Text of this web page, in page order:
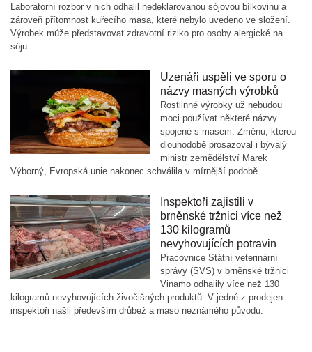
Laboratorní rozbor v nich odhalil nedeklarovanou sójovou bílkovinu a
zároveň přítomnost kuřecího masa, které nebylo uvedeno ve složení.
Výrobek může představovat zdravotní riziko pro osoby alergické na
sóju.
Uzenáři uspěli ve sporu o
názvy masných výrobků
Rostlinné výrobky už nebudou
moci používat některé názvy
spojené s masem. Změnu, kterou
dlouhodobě prosazoval i bývalý
ministr zemědělství Marek
Výborný, Evropská unie nakonec schválila v mírnější podobě.
Inspektoři zajistili v
brněnské tržnici více než
130 kilogramů
nevyhovujících potravin
Pracovnice Státní veterinární
správy (SVS) v brněnské tržnici
Vinamo odhalily více než 130
kilogramů nevyhovujících živočišných produktů. V jedné z prodejen
inspektoři našli především drůbež a maso neznámého původu.